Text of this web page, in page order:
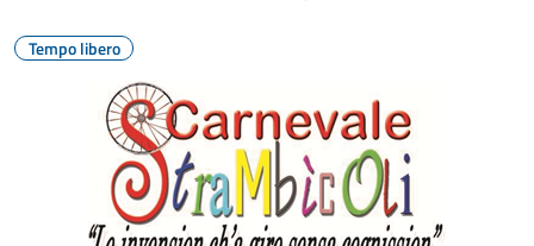
Tempo libero